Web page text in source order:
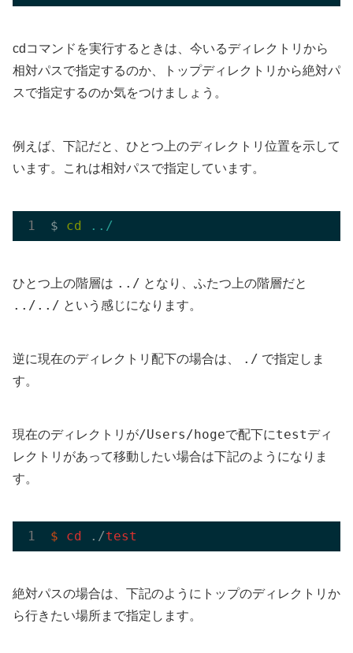
cdコマンドを実行するときは、今いるディレクトリから
相対パスで指定するのか、トップディレクトリから絶対パ
スで指定するのか気をつけましょう。
例えば、下記だと、ひとつ上のディレクトリ位置を示して
います。これは相対パスで指定しています。
$ cd ../
ひとつ上の階層は ../ となり、ふたつ上の階層だと
../../ という感じになります。
逆に現在のディレクトリ配下の場合は、 ./ で指定しま
す。
現在のディレクトリが/Users/hogeで配下にtestディ
レクトリがあって移動したい場合は下記のようになりま
す。
$ cd ./test
絶対パスの場合は、下記のようにトップのディレクトリか
ら行きたい場所まで指定します。